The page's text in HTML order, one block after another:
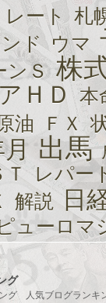
レート 札
ド ウマ
ンＳ 株
ＨＤ
本
油 ＦＸ
出馬
レパー
解説 日
ューロマ
グ
グ 人気ブログランキ